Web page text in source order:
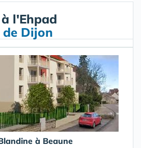
l'Ehpad
Dijon
à Beaune